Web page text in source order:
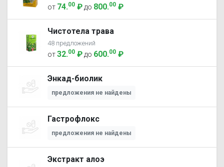
от 74.00 ₽ до 800.00 ₽
Чистотела трава
48 предложений
от32.00 ₽ до 600.00 ₽
Энкад-биолик
предложения не найдены
Гастрофлокс
предложения не найдены
Экстракт алоэ